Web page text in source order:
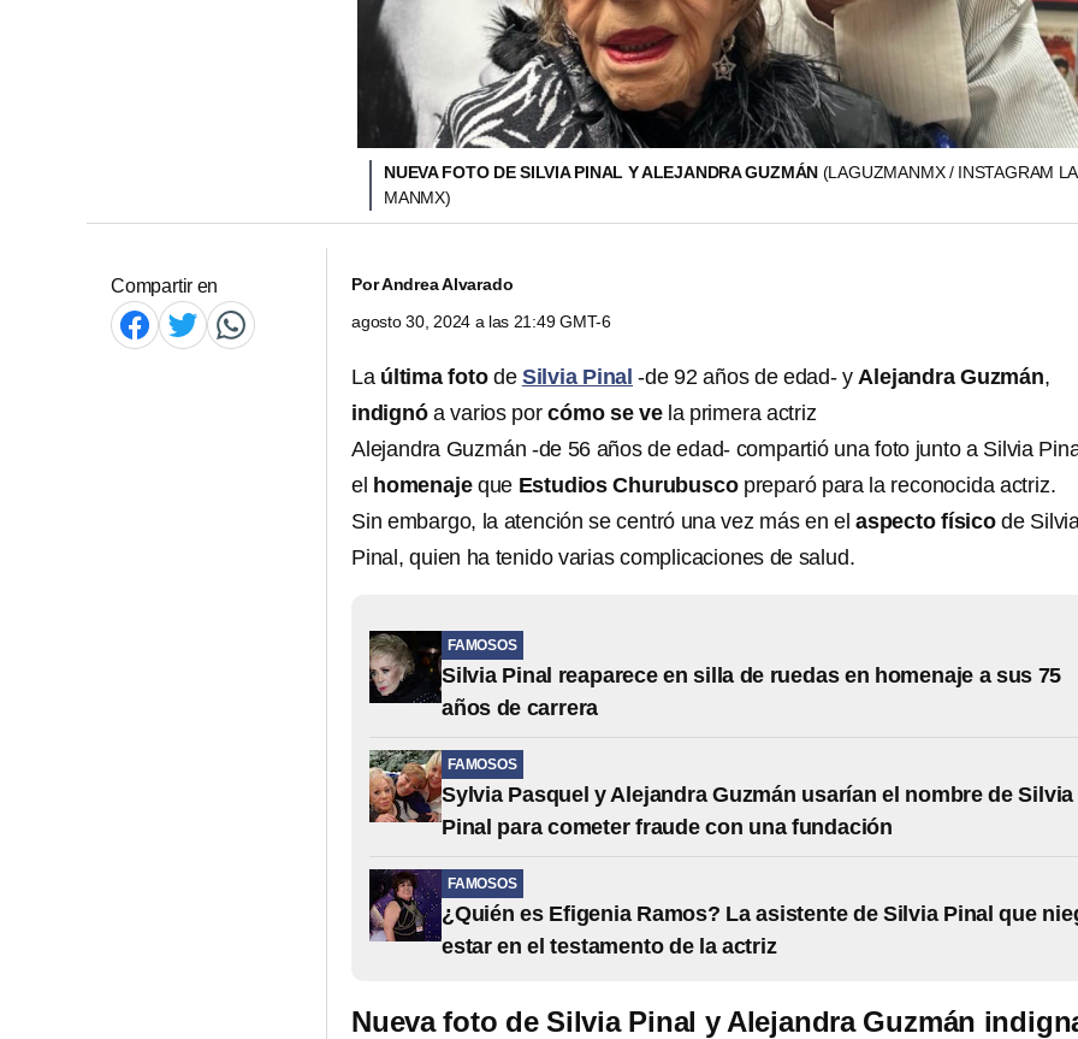
NUEVA FOTO DE SILVIA PINAL Y ALEJANDRA GUZMÁN (LAGUZMANMX / INSTAGRAM
MANMX)
Compartir en PorAndrea Alvarado
agosto 30, 2024 a las 21:49 GMT-6
La última fotode Silvia Pinal -de 92 años de edad- yAlejandra Guzmán,
indignóa varios porcómo se vela primera actriz
Alejandra Guzmán -de 56 años de edad- compartió una foto junto a Silvia
el homenajeque Estudios Churubuscopreparó para la reconocida actriz.
Sin embargo, la atención se centró una vez más en el aspecto físicode
Pinal, quien ha tenido varias complicaciones de salud.
FAMOSOS
Silvia Pinal reaparece en silla de ruedas en homenaje a sus 75
años de carrera
FAMOSOS
Sylvia Pasquel y Alejandra Guzmán usarían el nombre de Silvia
Pinal para cometer fraude con una fundación
FAMOSOS
¿Quién es Efigenia Ramos? La asistente de Silvia Pinal que
estar en el testamento de la actriz
Nueva foto de Silvia Pinal y Alejandra Guzmán